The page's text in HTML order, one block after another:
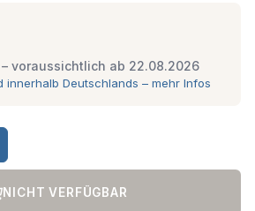
voraussichtlich ab 22.08.2026
innerhalb Deutschlands – mehr Infos
NICHT VERFÜGBAR